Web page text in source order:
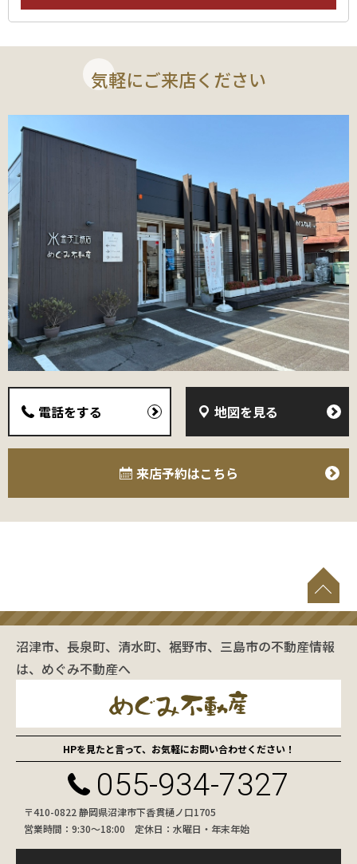
気軽にご来店ください
電話をする 地図を見る
来店予約はこちら
沼津市、長泉町、清水町、裾野市、三島市の不動産情報
は、めぐみ不動産へ
HPを見たと言って、お気軽にお問い合わせください！
055-934-7327
〒410-0822 静岡県沼津市下香貫樋ノ口1705
営業時間：9:30〜18:00 定休日：水曜日・年末年始